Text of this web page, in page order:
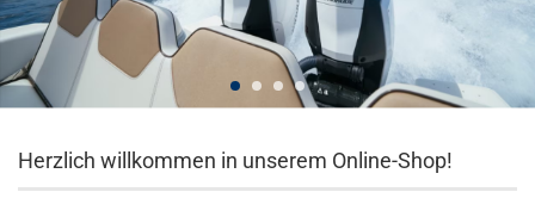
Herzlich willkommen in unserem Online-Shop!